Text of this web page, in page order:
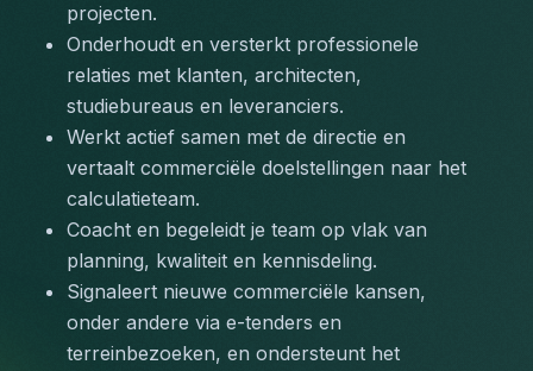
projecten.
Onderhoudt en versterkt professionele
relaties met klanten, architecten,
studiebureaus en leveranciers.
Werkt actief samen met de directie en
vertaalt commerciële doelstellingen naar het
calculatieteam.
Coacht en begeleidt je team op vlak van
planning, kwaliteit en kennisdeling.
Signaleert nieuwe commerciële kansen,
onder andere via e-tenders en
terreinbezoeken, en ondersteunt het